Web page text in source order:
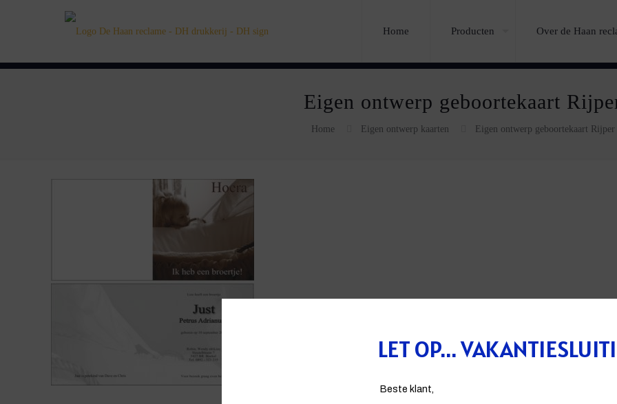
Home Producten Over de Haan
Eigen ontwerp geboortekaart
Home Eigen ontwerp kaarten Eigen ontwerp geboortekaart Rijper
LET OP...
Beste klant,